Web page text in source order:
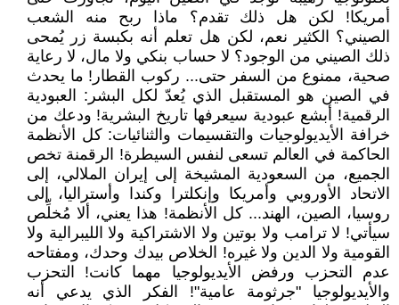
أمريكا! لكن هل ذلك تقدم؟ ماذا ربح منه الشعب
الصيني؟ الكثير نعم، لكن هل تعلم أنه بكبسة زر يُمحى
ذلك الصيني من الوجود؟ لا حساب بنكي ولا مال، لا رعاية
صحية، ممنوع من السفر حتى... ركوب القطار! ما يحدث
في الصين هو المستقبل الذي يُعدّ لكل البشر: العبودية
الرقمية! أبشع عبودية سيعرفها تاريخ البشرية! ودعك من
خرافة الأيديولوجيات والتقسيمات والثنائيات: كل الأنظمة
الحاكمة في العالم تسعى لنفس السيطرة! الرقمنة تخص
الجميع، من السعودية المشيخة إلى إيران الملالي، إلى
الاتحاد الأوروبي وأمريكا وإنكلترا وكندا وأستراليا، إلى
روسيا، الصين، الهند... كل الأنظمة! هذا يعني، ألا مُخلِّص
سيأتي! لا ترامب ولا بوتين ولا الاشتراكية ولا الليبرالية ولا
القومية ولا الدين ولا غيره! الخلاص بيدك وحدك، ومفتاحه
عدم التحزب ورفض الأيديولوجيا مهما كانت! التحزب
والأيديولوجيا "جرثومة عامية"! الفكر الذي يدعي أنه